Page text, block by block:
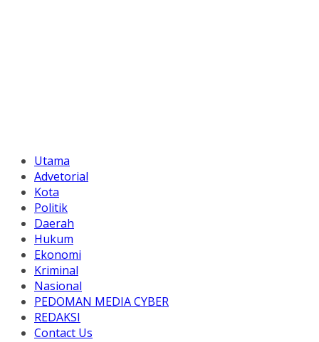
Utama
Advetorial
Kota
Politik
Daerah
Hukum
Ekonomi
Kriminal
Nasional
PEDOMAN MEDIA CYBER
REDAKSI
Contact Us